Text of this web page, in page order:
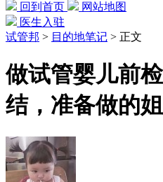
回到首页
网站地图
医生入驻
试管邦 > 目的地笔记 > 正文
做试管婴儿前
结，准备做的